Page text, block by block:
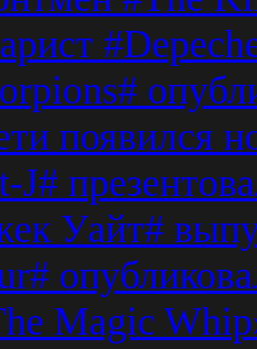
появился
J#
Уайт#
Magic